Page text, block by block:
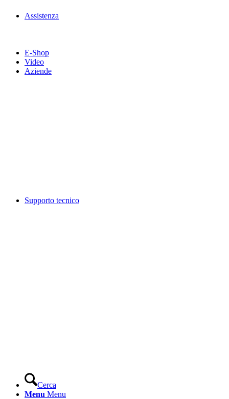
Assistenza
E-Shop
Video
Aziende
Supporto tecnico
Cerca
Menu Menu